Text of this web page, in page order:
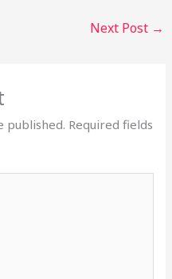
Next Post →
published. Required fields